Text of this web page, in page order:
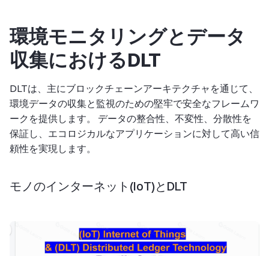
環境モニタリングとデータ
収集におけるDLT
DLTは、主にブロックチェーンアーキテクチャを通じて、
環境データの収集と監視のための堅牢で安全なフレームワ
ークを提供します。 データの整合性、不変性、分散性を
保証し、エコロジカルなアプリケーションに対して高い信
頼性を実現します。
モノのインターネット(IoT)とDLT